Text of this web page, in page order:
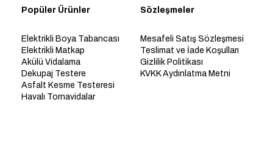
Popüler Ürünler
Elektrikli Boya Tabancası
Elektrikli Matkap
Akülü Vidalama
Dekupaj Testere
Asfalt Kesme Testeresi
Havalı Tornavidalar
Sözleşmeler
Mesafeli Satış Sözleşmesi
Teslimat ve İade Koşulları
Gizlilik Politikası
KVKK Aydınlatma Metni